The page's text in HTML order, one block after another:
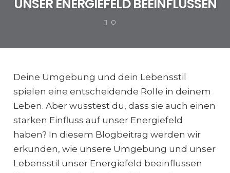
UNSER ENERGIEFELD BEEINFLUSSEN
0
Deine Umgebung und dein Lebensstil
spielen eine entscheidende Rolle in deinem
Leben. Aber wusstest du, dass sie auch einen
starken Einfluss auf unser Energiefeld
haben? In diesem Blogbeitrag werden wir
erkunden, wie unsere Umgebung und unser
Lebensstil unser Energiefeld beeinflussen